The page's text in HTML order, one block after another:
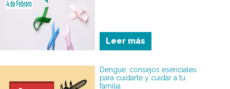
Leer más
Dengue: consejos esenciales
para cuidarte y cuidar a tu
familia